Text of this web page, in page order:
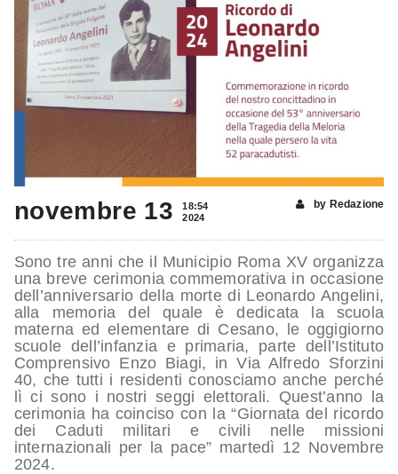
novembre 13
18:54
2024
by Redazione
Sono tre anni che il Municipio Roma XV organizza
una breve cerimonia commemorativa in occasione
dell’anniversario della morte di Leonardo Angelini,
alla memoria del quale è dedicata la scuola
materna ed elementare di Cesano, le oggigiorno
scuole dell’infanzia e primaria, parte dell’Istituto
Comprensivo Enzo Biagi, in Via Alfredo Sforzini
40, che tutti i residenti conosciamo anche perché
lì ci sono i nostri seggi elettorali. Quest’anno la
cerimonia ha coinciso con la “Giornata del ricordo
dei Caduti militari e civili nelle missioni
internazionali per la pace” martedì 12 Novembre
2024.